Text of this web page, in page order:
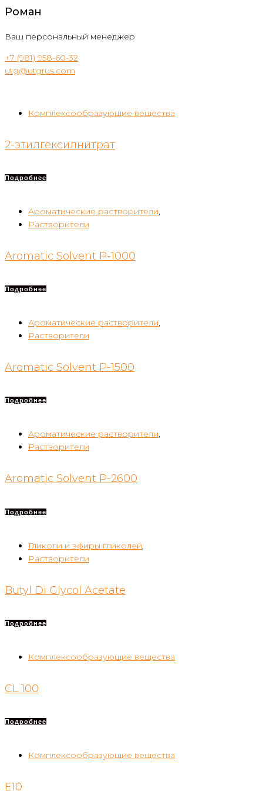
Роман
Ваш персональный менеджер
+7 (981) 958-60-32
utg@utgrus.com
Комплексообразующие вещества
2-этилгексилнитрат
Подробнее
Ароматические растворители,
Растворители
Aromatic Solvent P-1000
Подробнее
Ароматические растворители,
Растворители
Aromatic Solvent P-1500
Подробнее
Ароматические растворители,
Растворители
Aromatic Solvent P-2600
Подробнее
Гликоли и эфиры гликолей
Растворители
Butyl Di Glycol Acetate
Подробнее
Комплексообразующие вещества
CL 100
Подробнее
Комплексообразующие вещества
E10